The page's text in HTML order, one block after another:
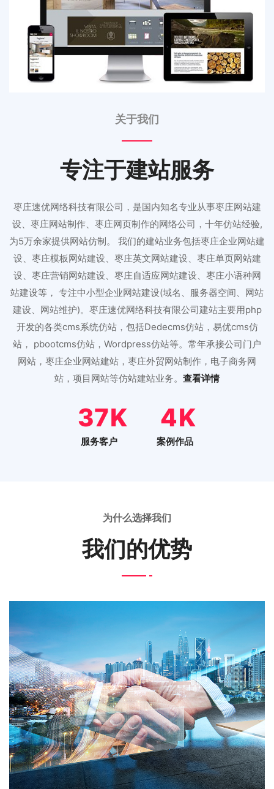
关于我们
专注于建站服务
枣庄速优网络科技有限公司，是国内知名专业从事枣庄网站建
设、枣庄网站制作、枣庄网页制作的网络公司，十年仿站经验,
为5万余家提供网站仿制。 我们的建站业务包括枣庄企业网站建
设、枣庄模板网站建设、枣庄英文网站建设、枣庄单页网站建
设、枣庄营销网站建设、枣庄自适应网站建设、枣庄小语种网
站建设等， 专注中小型企业网站建设(域名、服务器空间、网站
建设、网站维护)。枣庄速优网络科技有限公司建站主要用php
开发的各类cms系统仿站，包括Dedecms仿站，易优cms仿
站， pbootcms仿站，Wordpress仿站等。常年承接公司门户
网站，枣庄企业网站建站，枣庄外贸网站制作，电子商务网
站，项目网站等仿站建站业务。 查看详情
46
服务客户
5
案例作品
为什么选择我们
我们的优势